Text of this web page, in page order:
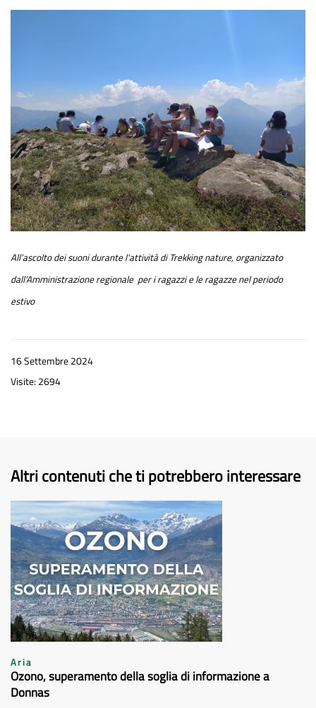
All’ascolto dei suoni durante l'attività di Trekking nature, organizzato
dall'Amministrazione regionale per i ragazzi e le ragazze nel periodo
estivo
16 Settembre 2024
Visite: 2694
Altri contenuti che ti potrebbero interessare
Aria
Ozono, superamento della soglia di informazione a
Donnas